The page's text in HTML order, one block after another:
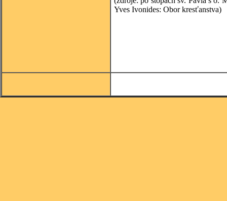
Yves Ivonides: Obor kresťanstva)